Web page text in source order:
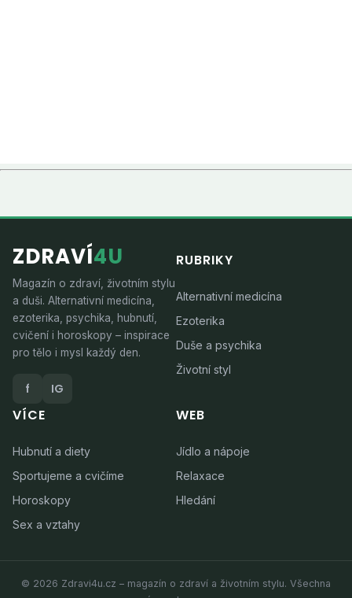
ZDRAVÍ4U
Magazín o zdraví, životním stylu
a duši. Alternativní medicína,
ezoterika, psychika, hubnutí,
cvičení i horoskopy – inspirace
pro tělo i mysl každý den.
f IG
RUBRIKY
Alternativní medicína
Ezoterika
Duše a psychika
Životní styl
VÍCE
Hubnutí a diety
Sportujeme a cvičíme
Horoskopy
Sex a vztahy
WEB
Jídlo a nápoje
Relaxace
Hledání
© 2026 Zdravi4u.cz – magazín o zdraví a životním stylu. Všechna